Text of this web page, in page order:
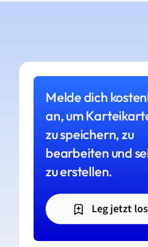
Melde dich
an, um
zu speichern, zu
bearbeiten und
zu erstellen.
Leg jetzt los